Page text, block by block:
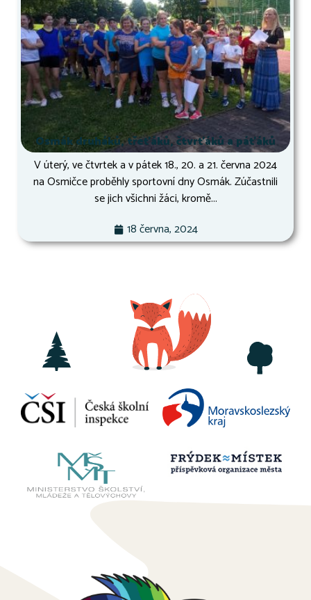
Osmák druháků, třeťáků, čtvrťáků a páťáků
V úterý, ve čtvrtek a v pátek 18., 20. a 21. června 2024
na Osmičce proběhly sportovní dny Osmák. Zúčastnili
se jich všichni žáci, kromě...
18 června, 2024